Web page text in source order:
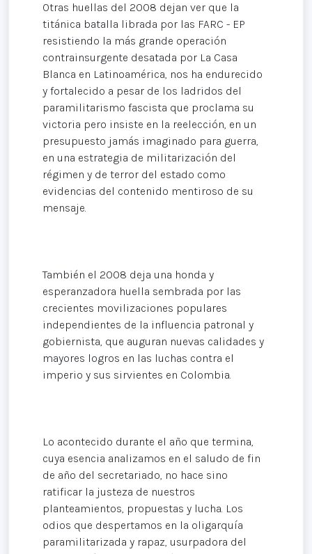
Otras huellas del 2008 dejan ver que la
titánica batalla librada por las FARC - EP
resistiendo la más grande operación
contrainsurgente desatada por La Casa
Blanca en Latinoamérica, nos ha endurecido
y fortalecido a pesar de los ladridos del
paramilitarismo fascista que proclama su
victoria pero insiste en la reelección, en un
presupuesto jamás imaginado para guerra,
en una estrategia de militarización del
régimen y de terror del estado como
evidencias del contenido mentiroso de su
mensaje.
También el 2008 deja una honda y
esperanzadora huella sembrada por las
crecientes movilizaciones populares
independientes de la influencia patronal y
gobiernista, que auguran nuevas calidades y
mayores logros en las luchas contra el
imperio y sus sirvientes en Colombia.
Lo acontecido durante el año que termina,
cuya esencia analizamos en el saludo de fin
de año del secretariado, no hace sino
ratificar la justeza de nuestros
planteamientos, propuestas y lucha. Los
odios que despertamos en la oligarquía
paramilitarizada y rapaz, usurpadora del